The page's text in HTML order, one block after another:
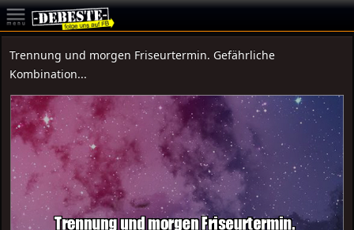
Trennung und morgen Friseurtermin. Gefährliche
Kombination...